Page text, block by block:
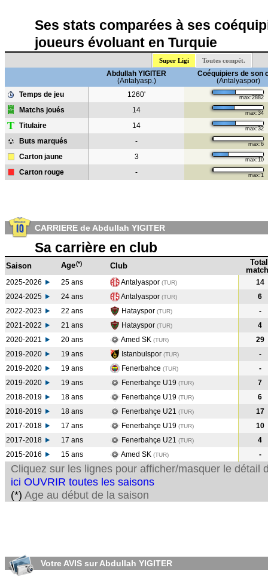
Ses stats comparées à ses
joueurs évoluant en Turquie
Super Ligi Toutes compét.
Abdullah YIGITER
(Antalyasp.)
Coéquipiers de son
(Antalyaspor)
Temps de jeu
1260' max:2882
Matchs joués 14 max:34
T Titulaire 14 max:32
Buts marqués - max:6
Carton jaune 3 max:10
Carton rouge - max:1
CARRIERE de Abdullah YIGITER
Sa carrière en club
Saison Age(*) Club
Total
2025-2026 25 ans Antalyaspor (TUR)
14
2024-2025
24 ans Antalyaspor (TUR)
6
2022-2023
22 ans Hatayspor (TUR)
-
2021-2022
21 ans Hatayspor (TUR)
4
2020-2021
20 ans Amed SK (TUR)
29
2019-2020
19 ans Istanbulspor (TUR)
-
2019-2020
19 ans Fenerbahce (TUR)
-
2019-2020
19 ans Fenerbahçe U19 (TUR)
7
2018-2019
18 ans Fenerbahçe U19 (TUR)
6
2018-2019
18 ans Fenerbahçe U21 (TUR)
17
2017-2018
17 ans Fenerbahçe U19 (TUR)
10
2017-2018
17 ans Fenerbahçe U21 (TUR)
4
2015-2016
15 ans Amed SK (TUR) -
Cliquez sur les lignes pour afficher/masquer le détail
ici OUVRIR toutes les saisons
(*) Age au début de la saison
Votre AVIS sur Abdullah YIGITER